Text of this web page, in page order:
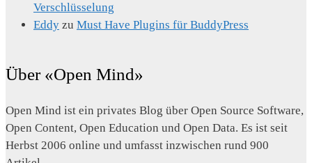
Verschlüsselung
Eddy zu Must Have Plugins für BuddyPress
Über «Open Mind»
Open Mind ist ein privates Blog über Open Source Software,
Open Content, Open Education und Open Data. Es ist seit
Herbst 2006 online und umfasst inzwischen rund 900